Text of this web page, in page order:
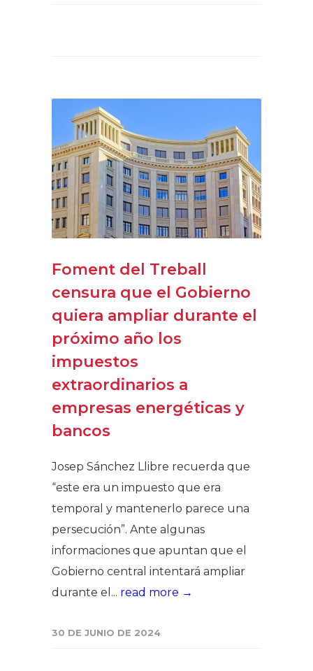
Foment del Treball
censura que el Gobierno
quiera ampliar durante el
próximo año los
impuestos
extraordinarios a
empresas energéticas y
bancos
Josep Sánchez Llibre recuerda que
“este era un impuesto que era
temporal y mantenerlo parece una
persecución”. Ante algunas
informaciones que apuntan que el
Gobierno central intentará ampliar
durante el... read more →
30 DE JUNIO DE 2024